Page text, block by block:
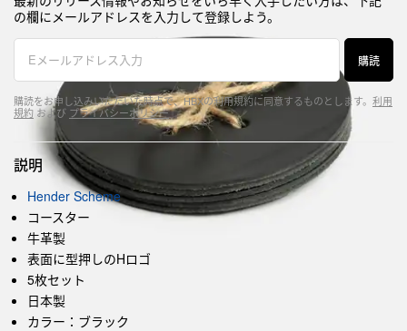
の欄にメールアドレスを入力して登録しよう。
購読
購読をお申し込みいただいた時点で、HBXの利用規約に同意するものとします。 利用
規約 および プライバシーポリシー
説明
Hender Scheme
コースター
牛革製
表面に型押しのHロゴ
5枚セット
日本製
カラー：ブラック